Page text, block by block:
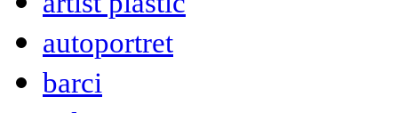
autoportret
barci